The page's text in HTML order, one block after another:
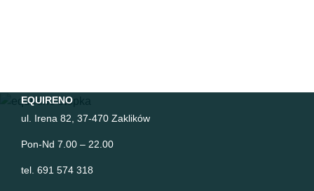
EQUIRENO
ul. Irena 82, 37-470 Zaklików
Pon-Nd 7.00 – 22.00
tel. 691 574 318